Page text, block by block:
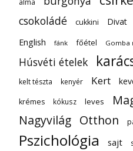
alma
csokoládé cukkini Divat
English fánk főétel Gomba
Húsvéti ételek
kelt tészta kenyér Kert
krémes
kókusz leves
Nagyvilág Otthon
Pszichológia sajt